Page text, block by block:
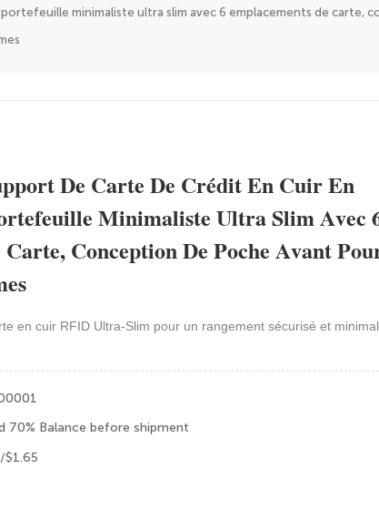
minimaliste ultra slim avec 6 emplacements de carte,
De Carte De Crédit En Cuir En
Minimaliste Ultra Slim Avec
Carte, Conception De Poche Avant
en cuir RFID Ultra-Slim pour un rangement sécurisé et
70% Balance before shipment